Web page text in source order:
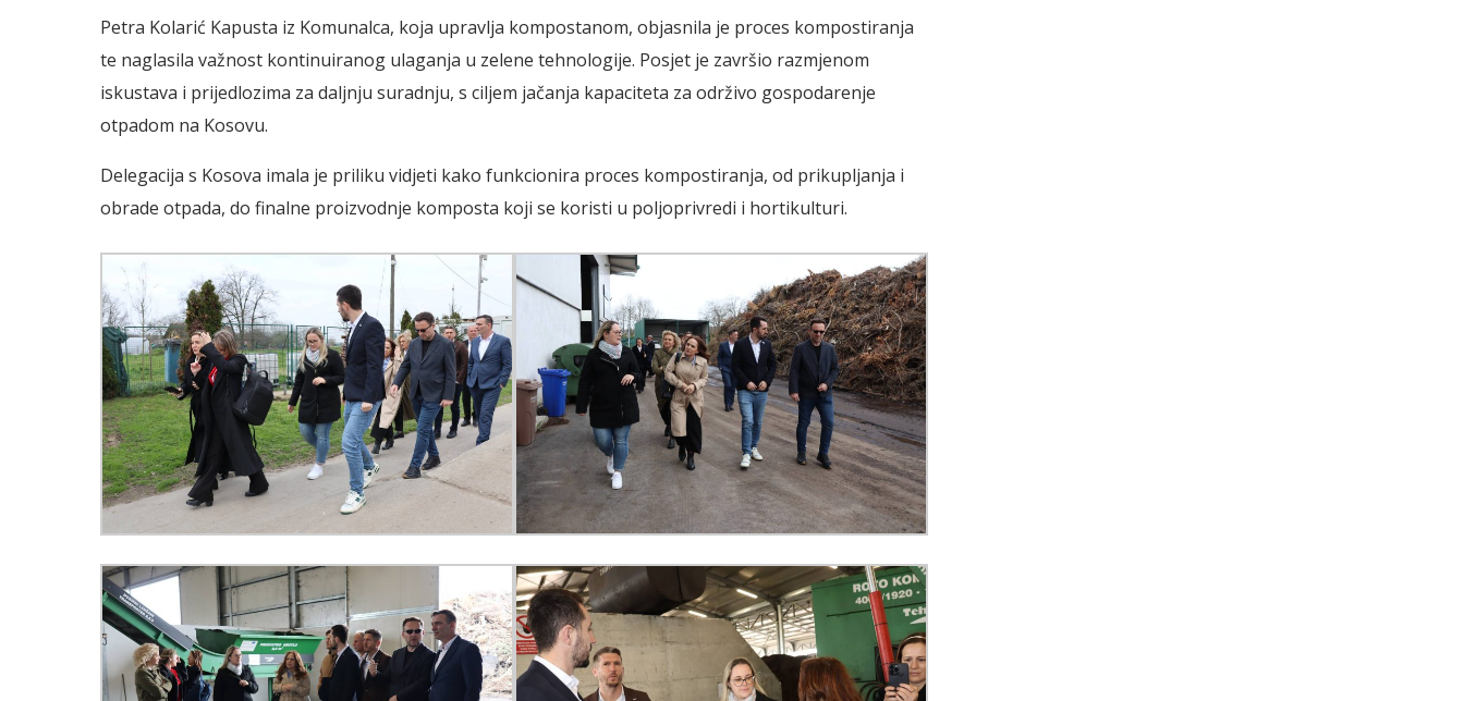
Petra Kolarić Kapusta iz Komunalca, koja upravlja kompostanom, objasnila je proces kompostiranja
te naglasila važnost kontinuiranog ulaganja u zelene tehnologije. Posjet je završio razmjenom
iskustava i prijedlozima za daljnju suradnju, s ciljem jačanja kapaciteta za održivo gospodarenje
otpadom na Kosovu.
Delegacija s Kosova imala je priliku vidjeti kako funkcionira proces kompostiranja, od prikupljanja i
obrade otpada, do finalne proizvodnje komposta koji se koristi u poljoprivredi i hortikulturi.